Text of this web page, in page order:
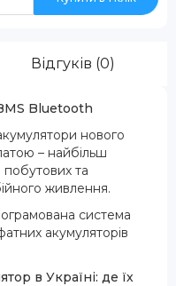
Відгуків (0)
Bluetooth
нового
– найбільш
та
живлення.
система
акумуляторів
в Україні: де їх